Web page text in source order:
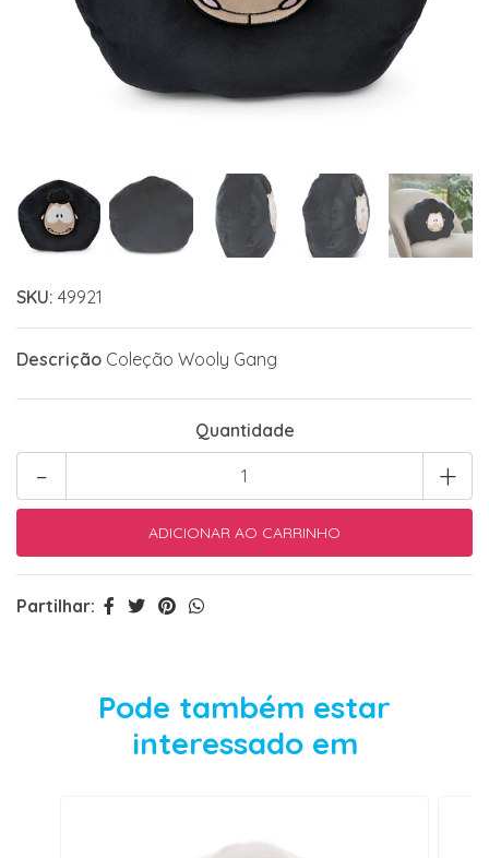
SKU: 49921
Descrição Coleção Wooly Gang
Quantidade
+
-
Partilhar:
Pode também estar
interessado em